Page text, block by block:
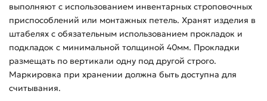
выполняют с использованием инвентарных строповочных
приспособлений или монтажных петель. Хранят изделия в
штабелях с обязательным использованием прокладок и
подкладок с минимальной толщиной 40мм. Прокладки
размещать по вертикали одну под другой строго.
Маркировка при хранении должна быть доступна для
считывания.